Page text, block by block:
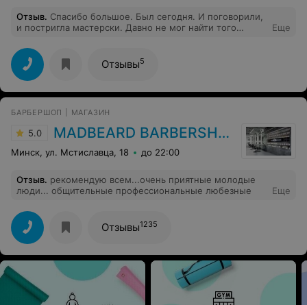
Отзыв. Спасибо большое. Был сегодня. И поговорили,
и постригла мастерски. Давно не мог найти того
меня понять и угодить. Спасибо огромное. Приеду к
ней еще не раз.
Еще
Отзывы5
БАРБЕРШОП | МАГАЗИН
5.0 MADBEARD BARBERSHOP
Минск, ул. Мстиславца, 18 до 22:00
Отзыв. рекомендую всем...очень приятные молодые
люди... общительные профессиональные любезные
Еще
Отзывы1235